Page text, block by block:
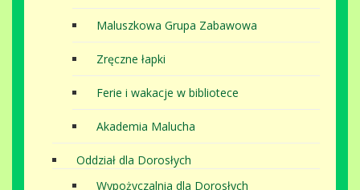
Maluszkowa Grupa Zabawowa
Zręczne łapki
Ferie i wakacje w bibliotece
Akademia Malucha
Oddział dla Dorosłych
Wypożyczalnia dla Dorosłych